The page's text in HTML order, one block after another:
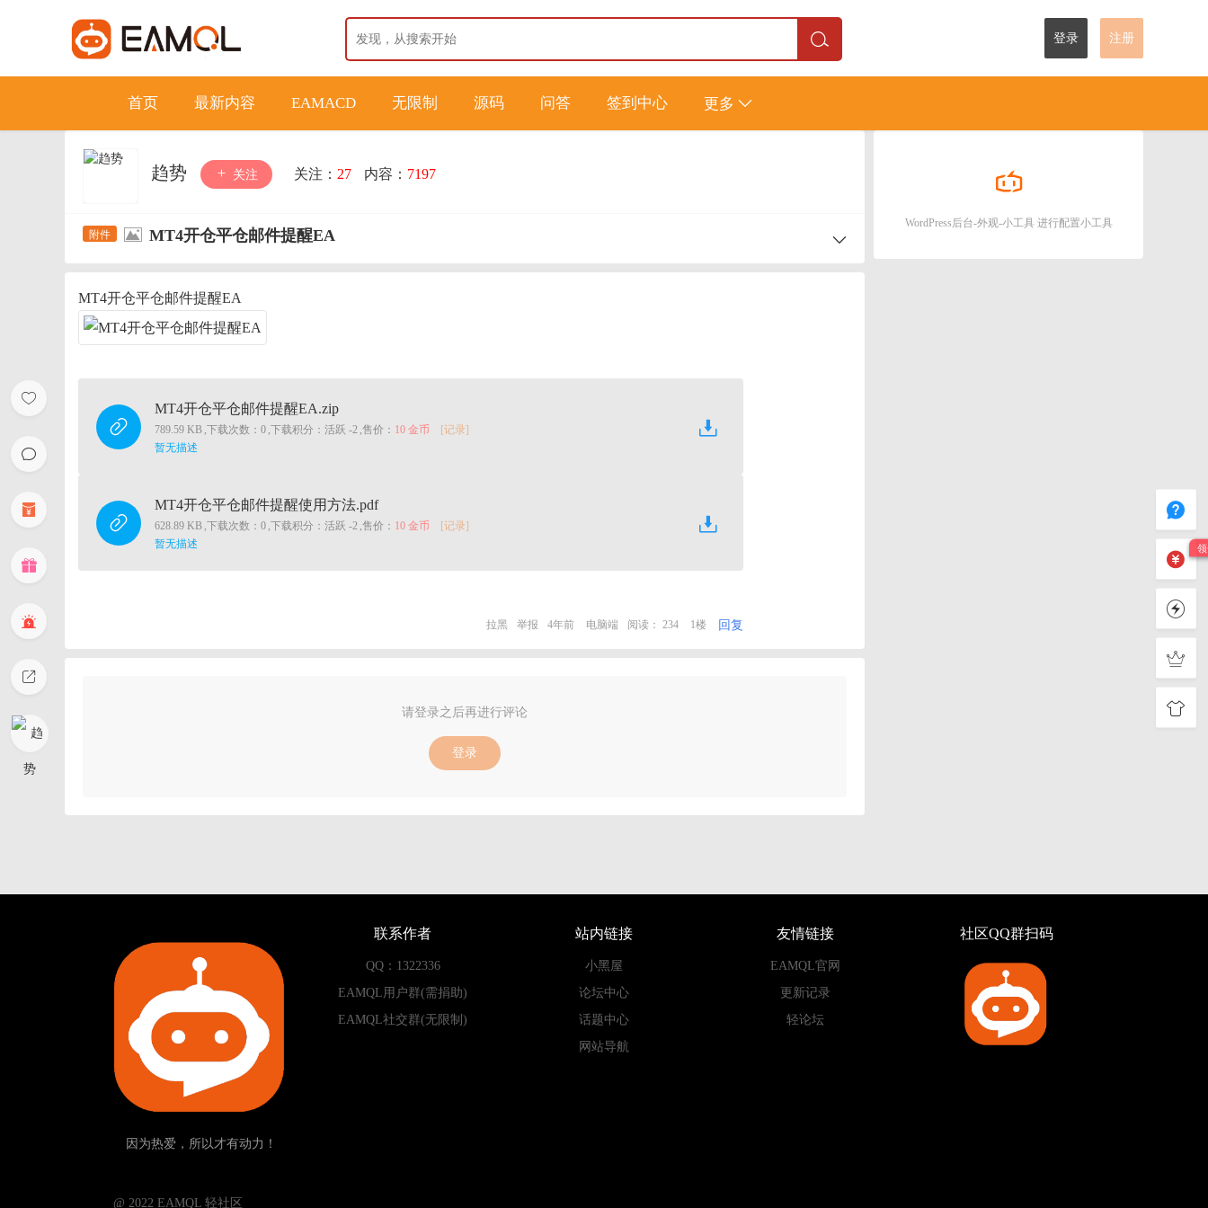
登录 注册
首页 最新内容 EAMACD 无限制 源码 问答 签到中心 更多
趋势 关注 关注： 27 内容： 7197
MT4开仓平仓邮件提醒EA
MT4开仓平仓邮件提醒EA
MT4开仓平仓邮件提醒EA.zip
789.59 KB ,下载次数：0 ,下载积分：活跃 -2 ,售价： 10 金币
[记录]
暂无描述
MT4开仓平仓邮件提醒使用方法.pdf
628.89 KB ,下载次数：0 ,下载积分：活跃 -2 ,售价： 10 金币
[记录]
暂无描述
拉黑 举报 4年前 电脑端 阅读： 234 1楼 回复
请登录之后再进行评论
登录
WordPress后台-外观-小工具 进行配置小工具
因为热爱，所以才有动力！
联系作者
QQ：1322336
EAMQL用户群(需捐助)
EAMQL社交群(无限制)
站内链接
小黑屋
论坛中心
话题中心
网站导航
友情链接
EAMQL官网
更新记录
轻论坛
社区QQ群扫码
­­­­­ @ 2022 EAMQL 轻社区